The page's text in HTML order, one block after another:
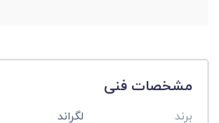
مشخصات فنی
برند لگراند